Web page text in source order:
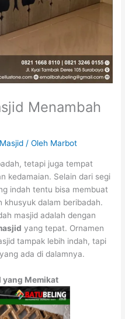
Menambah
/ Oleh Marbot
tetapi juga tempat
kedamaian. Selain dari segi
indah tentu bisa membuat
khusyuk dalam beribadah.
masjid adalah dengan
yang tepat. Ornamen
tampak lebih indah, tapi
ada di dalamnya.
yang Memikat